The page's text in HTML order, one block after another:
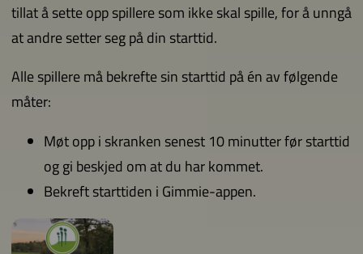
tillat å sette opp spillere som ikke skal spille, for å unngå
at andre setter seg på din starttid.
Alle spillere må bekrefte sin starttid på én av følgende
måter:
Møt opp i skranken senest 10 minutter før starttid
og gi beskjed om at du har kommet.
Bekreft starttiden i Gimmie-appen.